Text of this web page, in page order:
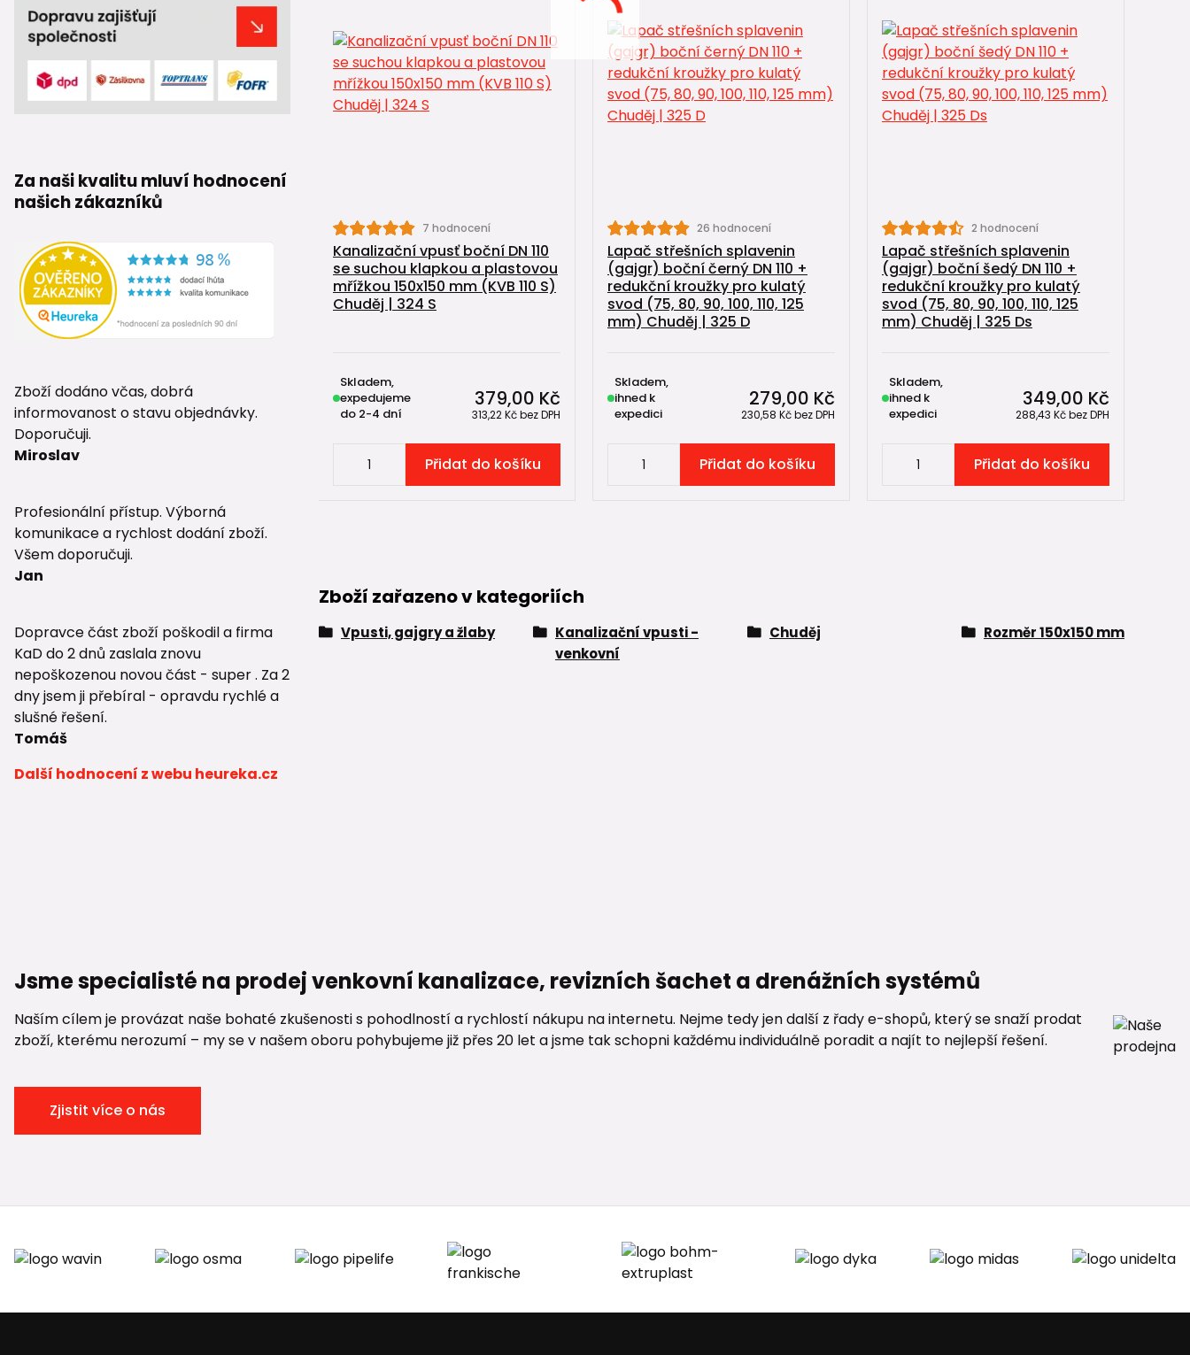
Za naši kvalitu mluví hodnocení
našich zákazníků
Zboží dodáno včas, dobrá
informovanost o stavu objednávky.
Doporučuji.
Miroslav
Profesionální přístup. Výborná
komunikace a rychlost dodání zboží.
Všem doporučuji.
Jan
Dopravce část zboží poškodil a firma
KaD do 2 dnů zaslala znovu
nepoškozenou novou část - super . Za 2
dny jsem ji přebíral - opravdu rychlé a
slušné řešení.
Tomáš
Další hodnocení z webu heureka.cz
7 hodnocení
Kanalizační vpusť boční DN 110
se suchou klapkou a plastovou
mřížkou 150x150 mm (KVB 110 S)
Chuděj | 324 S
379,00 Kč
313,22 Kčbez DPH
Skladem,
expedujeme
do 2-4 dní
Přidat do košíku
26 hodnocení
Lapač střešních splavenin
(gajgr) boční černý DN 110 +
redukční kroužky pro kulatý
svod (75, 80, 90, 100, 110, 125
mm) Chuděj | 325 D
279,00 Kč
230,58 Kčbez DPH
Skladem,
ihned k
expedici
Přidat do košíku
2 hodnocení
Lapač střešních splavenin
(gajgr) boční šedý DN 110 +
redukční kroužky pro kulatý
svod (75, 80, 90, 100, 110, 125
mm) Chuděj | 325 Ds
349,00 Kč
288,43 Kčbez DPH
Skladem,
ihned k
expedici
Přidat do košíku
Zboží zařazeno v kategoriích
Vpusti, gajgry a žlaby
Kanalizační vpusti -
venkovní
Chuděj Rozměr 150x150 mm
Jsme specialisté na prodej venkovní kanalizace, revizních šachet a drenážních systémů
Naším cílem je provázat naše bohaté zkušenosti s pohodlností a rychlostí nákupu na internetu. Nejme tedy jen další z řady e-shopů, který se snaží prodat
zboží, kterému nerozumí – my se v našem oboru pohybujeme již přes 20 let a jsme tak schopni každému individuálně poradit a najít to nejlepší řešení.
Zjistit více o nás